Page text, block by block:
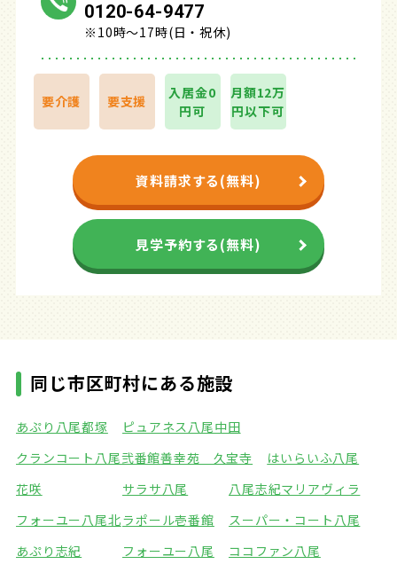
0120-64-9477
※10時～17時(日・祝休)
要介護 要支援
入居金0
円可
月額12万
円以下可
資料請求する(無料)
見学予約する(無料)
同じ市区町村にある施設
あぷり八尾都塚
ピュアネス八尾中田
クランコート八尾弐番館善幸苑 久宝寺
はいらいふ八尾
花咲
サラサ八尾
八尾志紀マリアヴィラ
フォーユー八尾北ラポール壱番館
スーパー・コート八尾
あぷり志紀
フォーユー八尾
ココファン八尾